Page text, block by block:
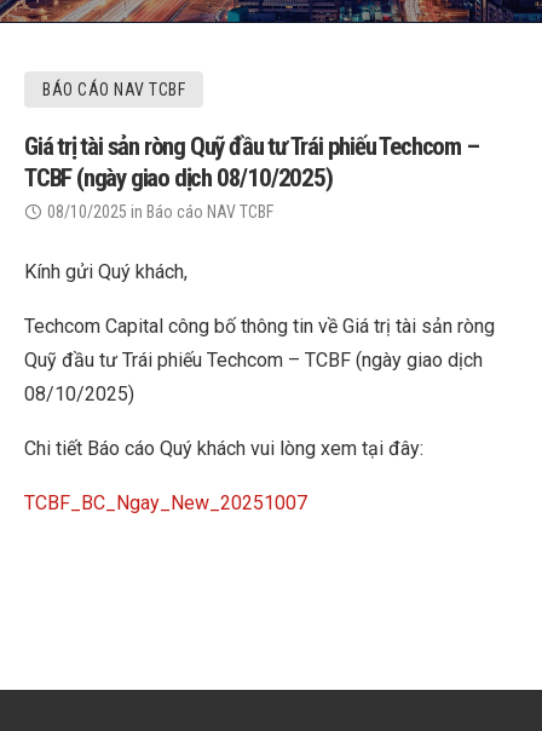
BÁO CÁO NAV TCBF
Giá trị tài sản ròng Quỹ đầu tư Trái phiếu Techcom –
TCBF (ngày giao dịch 08/10/2025)
08/10/2025 in Báo cáo NAV TCBF
Kính gửi Quý khách,
Techcom Capital công bố thông tin về Giá trị tài sản ròng
Quỹ đầu tư Trái phiếu Techcom – TCBF (ngày giao dịch
08/10/2025)
Chi tiết Báo cáo Quý khách vui lòng xem tại đây:
TCBF_BC_Ngay_New_20251007